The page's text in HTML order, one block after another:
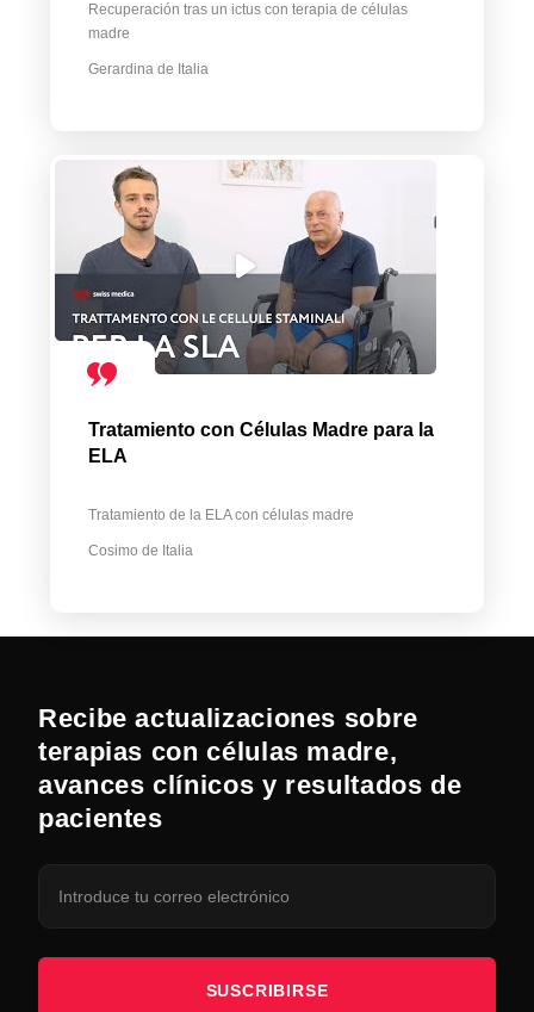
Recuperación tras un ictus con terapia de células
madre
Gerardina de Italia
Tratamiento con Células Madre para la
ELA
Tratamiento de la ELA con células madre
Cosimo de Italia
Recibe actualizaciones sobre
terapias con células madre,
avances clínicos y resultados de
pacientes
SUSCRIBIRSE